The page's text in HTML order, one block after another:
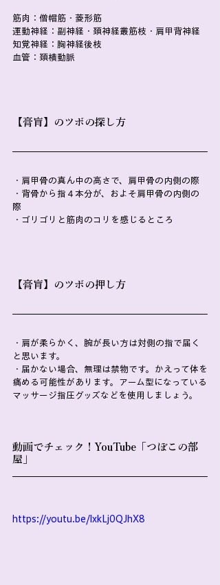
筋肉：僧帽筋・菱形筋
運動神経：副神経・頚神経叢筋枝・肩甲背神経
知覚神経：胸神経後枝
血管：頚横動脈
【膏肓】のツボの探し方
・肩甲骨の真ん中の高さで、肩甲骨の内側の際
・背骨から指４本分が、およそ肩甲骨の内側の
際
・ゴリゴリと筋肉のコリを感じるところ
【膏肓】のツボの押し方
・肩が柔らかく、腕が長い方は対側の指で届く
と思います。
・届かない場合、無理は禁物です。かえって体を
痛める可能性があります。アーム型になっている
マッサージ指圧グッズなどを使用しましょう。
動画でチェック！YouTube「つぼこの部
屋」
https://youtu.be/lxkLj0QJhX8